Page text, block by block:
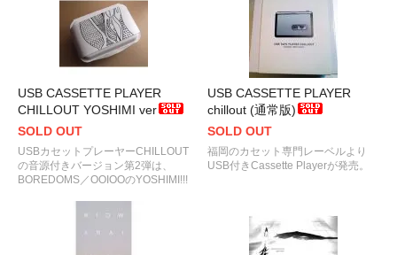
USB CASSETTE PLAYER
CHILLOUT YOSHIMI ver
SOLD OUT
USBカセットプレーヤーCHILLOUT
の音源付きバージョン第2弾は、
BOREDOMS／OOIOOのYOSHIMI!!!
USB CASSETTE PLAYER
chillout (通常版)
SOLD OUT
福岡のカセット専門レーベルより
USB付きCassette Playerが発売。